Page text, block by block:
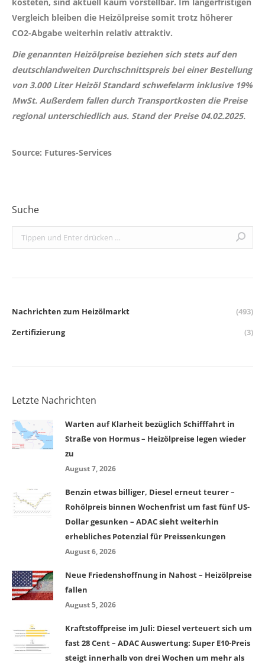
Vergleich bleiben die Heizölpreise somit trotz höherer
CO2-Abgabe weiterhin relativ attraktiv.
Die genannten Heizölpreise beziehen sich stets auf den
deutschlandweiten Durchschnittspreis bei einer Bestellung
von 3.000 Liter Heizöl Standard schwefelarm inklusive 19%
MwSt. Außerdem fallen durch Transportkosten die Preise
regional unterschiedlich aus. Stand der Preise 04.02.2025.
Source: Futures-Services
Suche
Search:
Nachrichten zum Heizölmarkt
(493)
Zertifizierung
(3)
Letzte Nachrichten
Warten auf Klarheit bezüglich Schifffahrt in
Straße von Hormus – Heizölpreise legen wieder
zu
August 7, 2026
Benzin etwas billiger, Diesel erneut teurer –
Rohölpreis binnen Wochenfrist um fast fünf US-
Dollar gesunken – ADAC sieht weiterhin
erhebliches Potenzial für Preissenkungen
August 6, 2026
Neue Friedenshoffnung in Nahost – Heizölpreise
fallen
August 5, 2026
Kraftstoffpreise im Juli: Diesel verteuert sich um
fast 28 Cent – ADAC Auswertung: Super E10-Preis
steigt innerhalb von drei Wochen um mehr als